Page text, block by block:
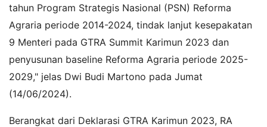
tahun Program Strategis Nasional (PSN) Reforma
Agraria periode 2014-2024, tindak lanjut kesepakatan
9 Menteri pada GTRA Summit Karimun 2023 dan
penyusunan baseline Reforma Agraria periode 2025-
2029," jelas Dwi Budi Martono pada Jumat
(14/06/2024).
Berangkat dari Deklarasi GTRA Karimun 2023, RA